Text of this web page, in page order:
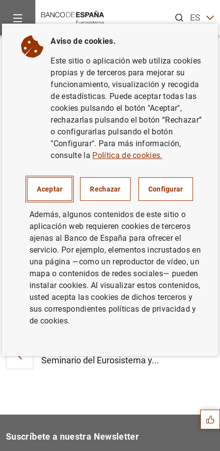
ESEN
Inicio Noticias y eventos
Volver
Estado financiero consolidado
del Eurosistema a 26 de enero
de 2007
POLÍTICA MONETARIA
Estado financiero consolidado del
Eurosistema a 26 de enero de 2007 (103
KB
Seminario del Eurosistema y...
Siguiente
Sugerencias
Suscríbete a nuestra Newsletter
Aviso de cookies.
Este sitio o aplicación web utiliza cookies
propias y de terceros para mejorar su
funcionamiento, visualización y recogida
de estadísticas. Puede aceptar todas las
cookies pulsando el botón "Aceptar",
rechazarlas pulsando el botón “Rechazar”
o configurarlas pulsando el botón
"Configurar". Para más información,
consulte la Política de cookies.
Aceptar Rechazar Configurar
Además, algunos contenidos de este sitio o
aplicación web requieren cookies de terceros
ajenas al Banco de España para ofrecer el
servicio. Por ejemplo, elementos incrustados en
una página —como un reproductor de vídeo, un
mapa o contenidos de redes sociales— pueden
instalar cookies. Al visualizar estos contenidos,
usted acepta las cookies de dichos terceros y
sus correspondientes políticas de privacidad y
de cookies.